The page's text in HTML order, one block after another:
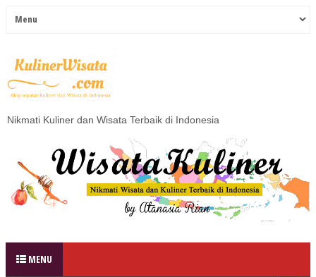
Nikmati Kuliner dan Wisata Terbaik di Indonesia
MENU